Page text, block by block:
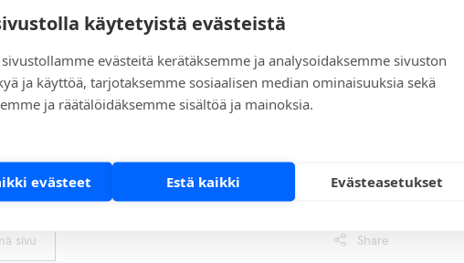
käytetyistä evästeistä
evästeitä kerätäksemme ja analysoidaksemme sivuston
ja käyttöä, tarjotaksemme sosiaalisen median ominaisuuksia sekä
ja räätälöidäksemme sisältöä ja mainoksia.
evästeet Estä kaikki Evästeasetukset
STANDARD M10 here:
M10
sivu Share